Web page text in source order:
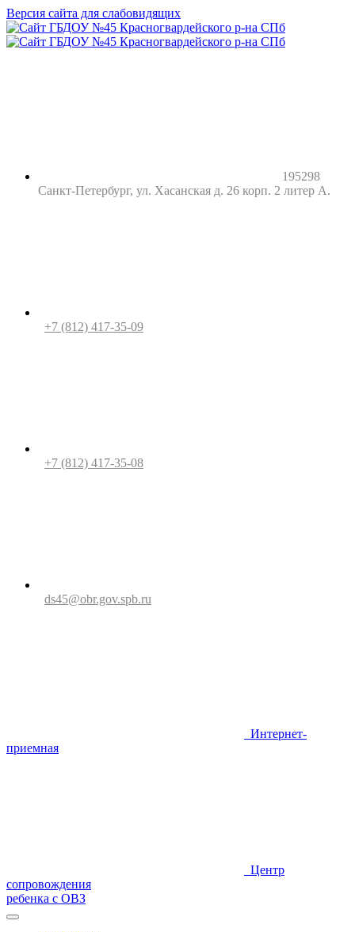
Версия сайта для слабовидящих
195298
Санкт-Петербург, ул. Хасанская д. 26 корп. 2 литер А.
+7 (812) 417-35-09
+7 (812) 417-35-08
ds45@obr.gov.spb.ru
Интернет-
приемная
Центр
сопровождения
ребенка с ОВЗ